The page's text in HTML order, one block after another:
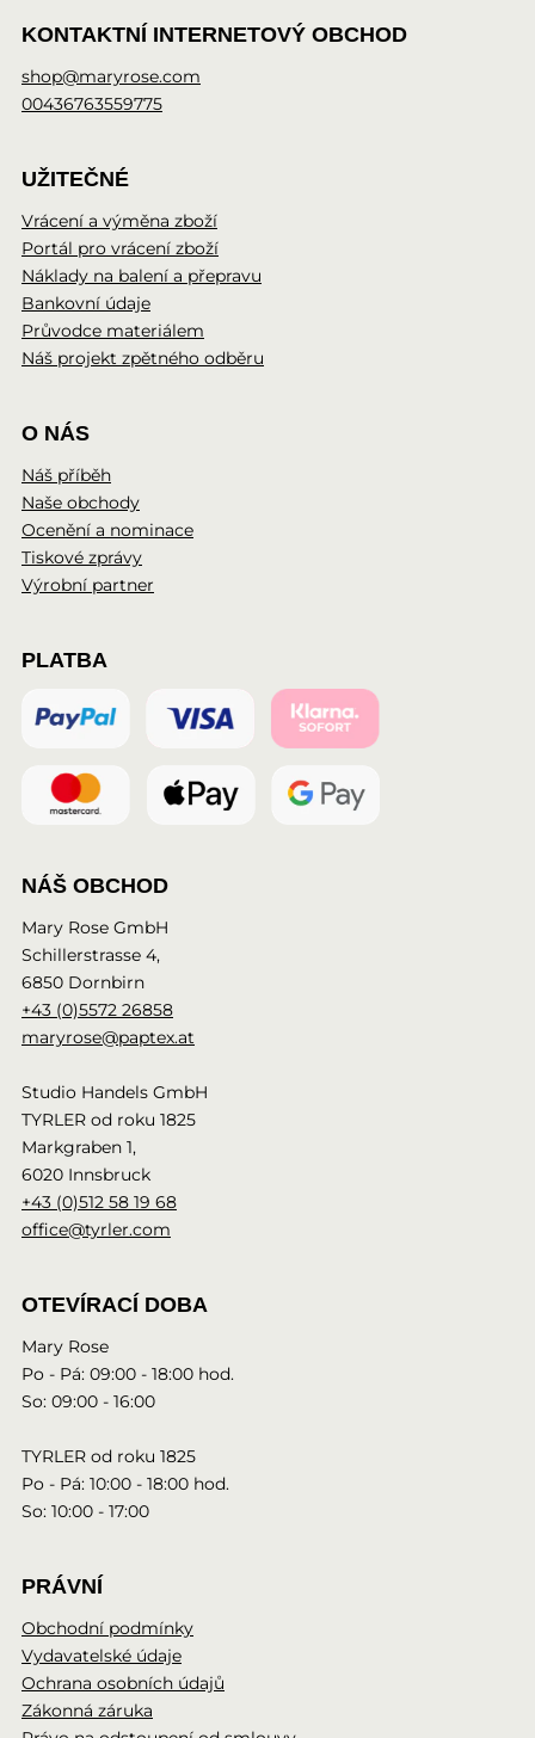
KONTAKTNÍ INTERNETOVÝ OBCHOD
shop@maryrose.com
00436763559775
UŽITEČNÉ
Vrácení a výměna zboží
Portál pro vrácení zboží
Náklady na balení a přepravu
Bankovní údaje
Průvodce materiálem
Náš projekt zpětného odběru
O NÁS
Náš příběh
Naše obchody
Ocenění a nominace
Tiskové zprávy
Výrobní partner
PLATBA
NÁŠ OBCHOD
Mary Rose GmbH
Schillerstrasse 4,
6850 Dornbirn
+43 (0)5572 26858
maryrose@paptex.at
Studio Handels GmbH
TYRLER od roku 1825
Markgraben 1,
6020 Innsbruck
+43 (0)512 58 19 68
office@tyrler.com
OTEVÍRACÍ DOBA
Mary Rose
Po - Pá: 09:00 - 18:00 hod.
So: 09:00 - 16:00
TYRLER od roku 1825
Po - Pá: 10:00 - 18:00 hod.
So: 10:00 - 17:00
PRÁVNÍ
Obchodní podmínky
Vydavatelské údaje
Ochrana osobních údajů
Zákonná záruka